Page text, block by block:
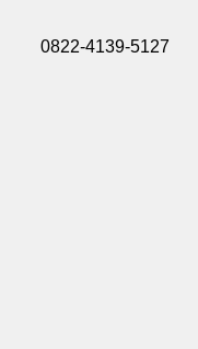
0822-4139-5127